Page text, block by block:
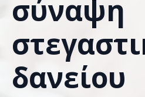
σύναψη
δανείου